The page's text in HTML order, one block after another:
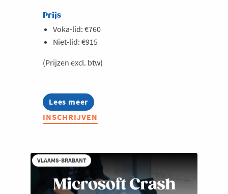
Prijs
Voka-lid: €760
Niet-lid: €915
(Prijzen excl. btw)
Lees meer
about
AI,
data
je
digitale
marketing
&
INSCHRIJVEN
VLAAMS-BRABANT